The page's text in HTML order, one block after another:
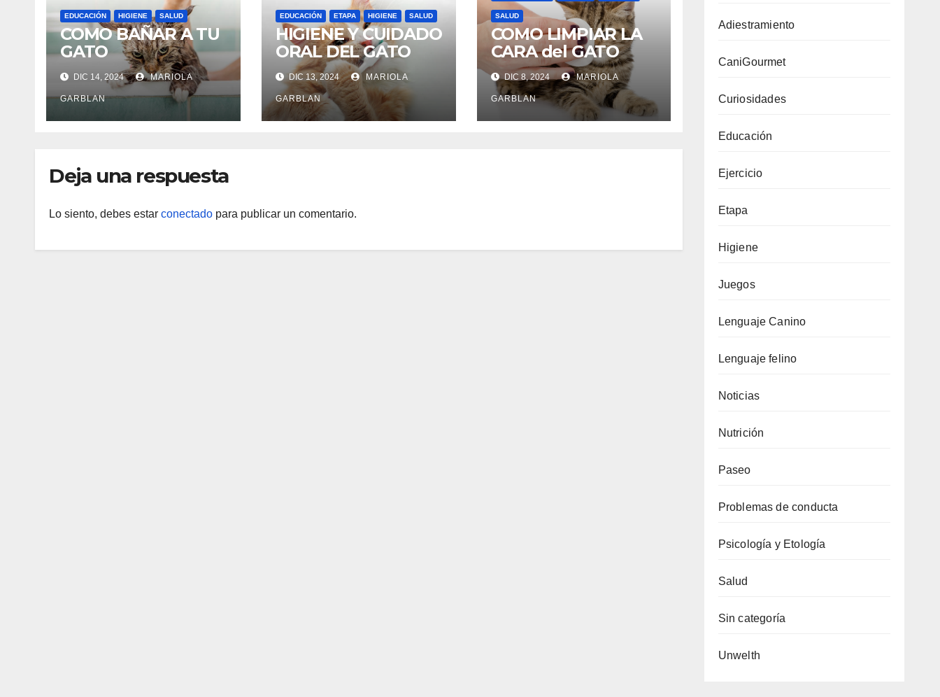
EDUCACIÓN HIGIENE SALUD
COMO BAÑAR A TU
GATO
DIC 14, 2024 MARIOLA
GARBLAN
EDUCACIÓN ETAPA HIGIENE SALUD
HIGIENE Y CUIDADO
ORAL DEL GATO
DIC 13, 2024 MARIOLA
GARBLAN
SALUD
COMO LIMPIAR LA
CARA del GATO
DIC 8, 2024 MARIOLA
GARBLAN
Deja una respuesta
Lo siento, debes estar conectado para publicar un comentario.
Adiestramiento
CaniGourmet
Curiosidades
Educación
Ejercicio
Etapa
Higiene
Juegos
Lenguaje Canino
Lenguaje felino
Noticias
Nutrición
Paseo
Problemas de conducta
Psicología y Etología
Salud
Sin categoría
Unwelth